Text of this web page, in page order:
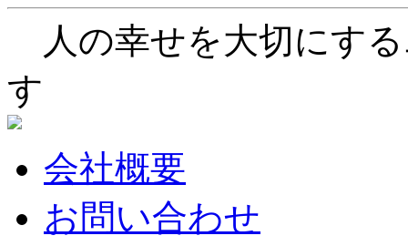
人の幸せを大切にす
す
会社概要
お問い合わせ